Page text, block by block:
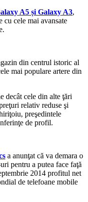
A5 și Galaxy A3,
cu cele mai avansate
din centrul istoric al
mai populare artere din
decât cele din alte ţări
relativ reduse şi
preşedintele
de profil.
a anunţat că va demara o
pentru a putea face faţă
2014 profitul net
de telefoane mobile